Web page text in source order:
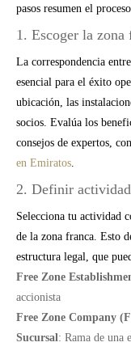
pasos resumen el
1. Escoger la zona
La correspondencia
esencial para el éxito
ubicación, las
socios. Evalúa los
consejos de expertos,
en Emiratos.
2. Definir
Selecciona tu actividad
de la zona franca. Esto
estructura legal, que
Free Zone
accionista
Free Zone Company
Sucursal: Rama de una